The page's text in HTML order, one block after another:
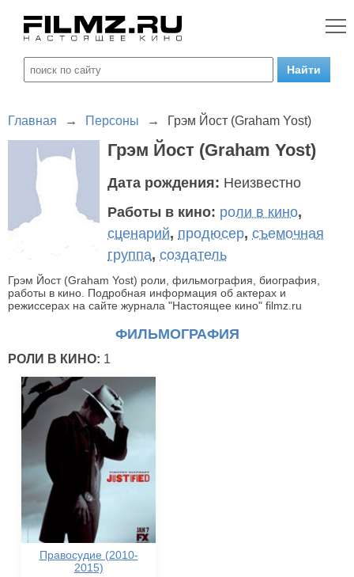
Главная → Персоны → Грэм Йост (Graham Yost)
Грэм Йост (Graham Yost)
Дата рождения: Неизвестно
Работы в кино: роли в кино,
сценарий, продюсер, съемочная
группа, создатель
Грэм Йост (Graham Yost) роли, фильмография, биография,
работы в кино. Подробная информация об актерах и
режиссерах на сайте журнала "Настоящее кино" filmz.ru
ФИЛЬМОГРАФИЯ
РОЛИ В КИНО: 1
Правосудие (2010-
2015)